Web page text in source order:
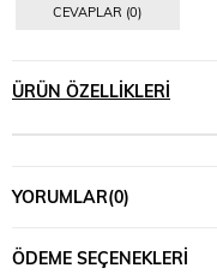
CEVAPLAR (0)
ÜRÜN ÖZELLIKLERI
YORUMLAR(0)
ÖDEME SEÇENEKLERI